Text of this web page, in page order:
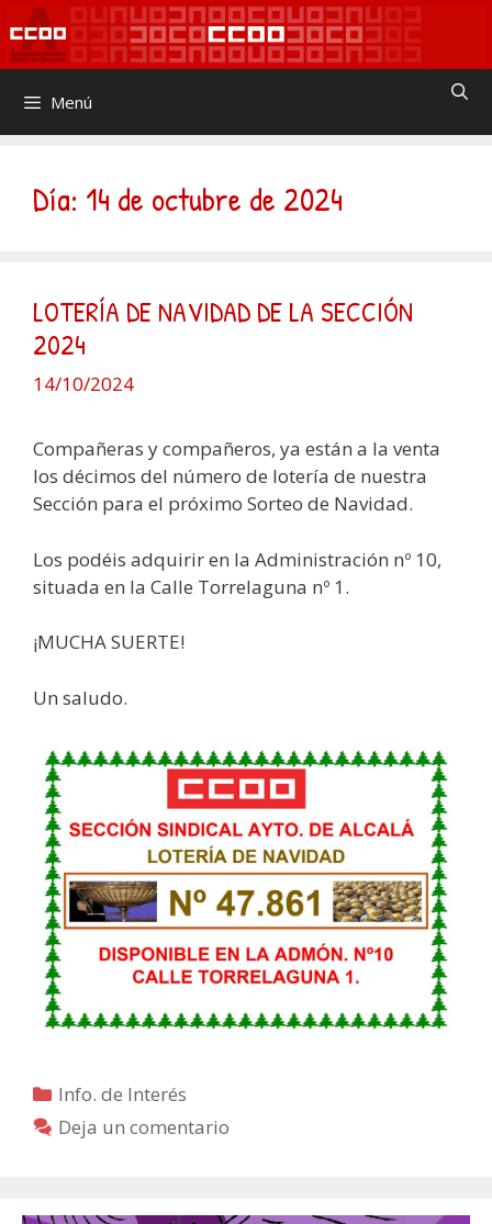
Saltar
al
contenido
Menú
Día: 14 de octubre de 2024
LOTERÍA DE NAVIDAD DE LA SECCIÓN
2024
14/10/2024
Compañeras y compañeros, ya están a la venta
los décimos del número de lotería de nuestra
Sección para el próximo Sorteo de Navidad.
Los podéis adquirir en la Administración nº 10,
situada en la Calle Torrelaguna nº 1.
¡MUCHA SUERTE!
Un saludo.
Categorías
Info. de Interés
Deja un comentario